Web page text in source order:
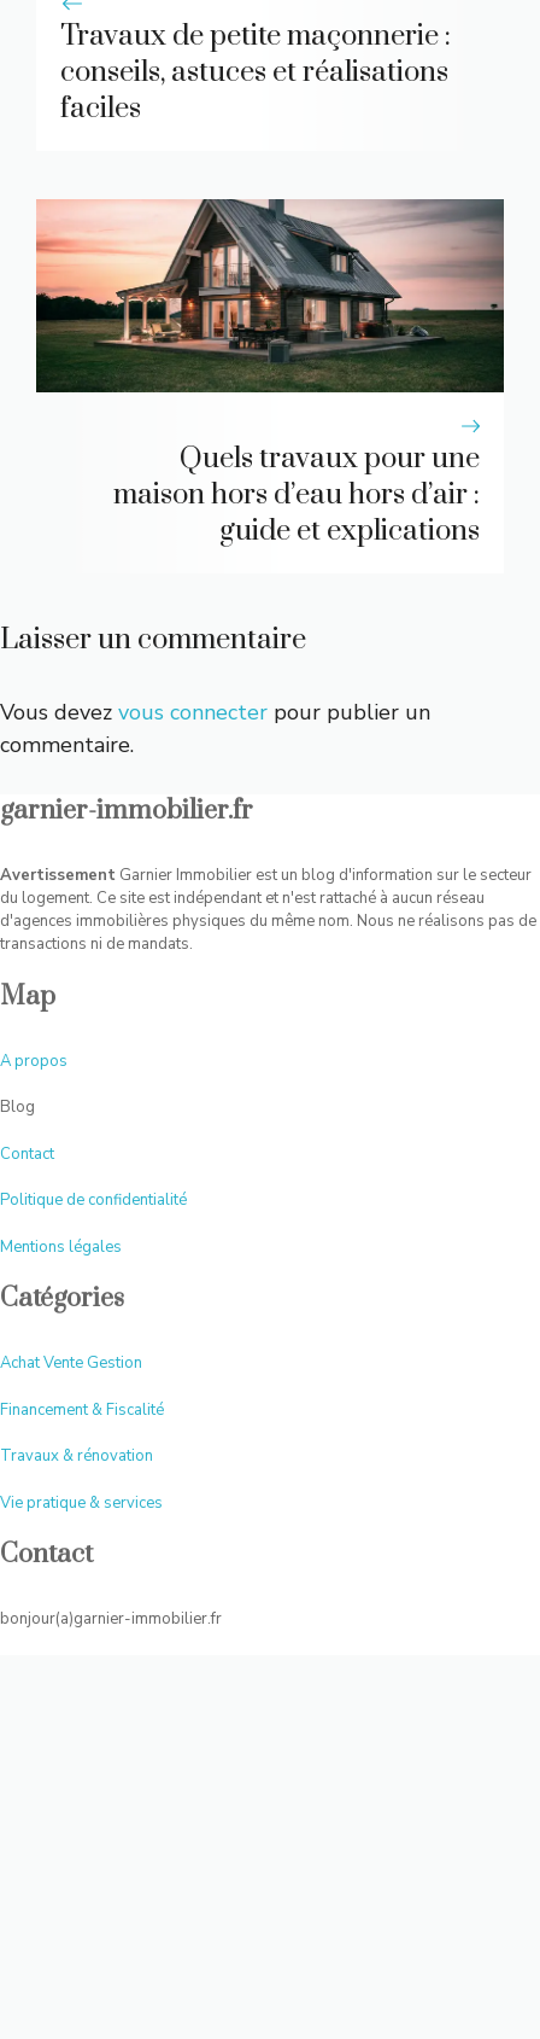
Travaux de petite maçonnerie :
conseils, astuces et réalisations
faciles
Quels travaux pour une
maison hors d’eau hors d’air :
guide et explications
Laisser un commentaire
Vous devez vous connecter pour publier un
commentaire.
garnier-immobilier.fr
Avertissement Garnier Immobilier est un blog d'information sur le secteur
du logement. Ce site est indépendant et n'est rattaché à aucun réseau
d'agences immobilières physiques du même nom. Nous ne réalisons pas de
transactions ni de mandats.
Map
Apropos
Blog
Contact
Politique de confidentialité
Mentions légales
Catégories
Achat Vente Gestion
Financement & Fiscalité
Travaux & rénovation
Vie pratique & services
Contact
bonjour(a)garnier-immobilier.fr